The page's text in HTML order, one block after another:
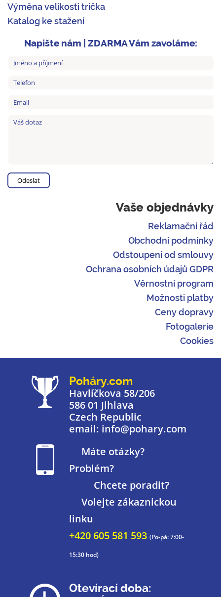
Výměna velikosti trička
Katalog ke stažení
Napište nám | ZDARMA Vám zavoláme:
Vaše objednávky
Reklamační řád
Obchodní podmínky
Odstoupení od smlouvy
Ochrana osobních údajů GDPR
Věrnostní program
Možnosti platby
Ceny dopravy
Fotogalerie
Cookies
Poháry.com
Havlíčkova 58/206
586 01 Jihlava
Czech Republic
email: info@pohary.com
Máte otázky?
Problém?
Chcete poradit?
Volejte zákaznickou
linku
+420 605 581 593 (Po-pá: 7:00-
15:30 hod)
Otevírací doba: